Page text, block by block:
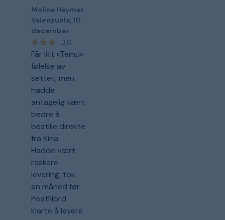
Molina Haymer
Valenzuela 10
december
3,0
Får litt «Temu»
følelse av
settet, men
hadde
antagelig vært
bedre å
bestille direkte
fra Kina.
Hadde vært
raskere
levering, tok
en måned før
PostNord
klarte å levere